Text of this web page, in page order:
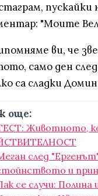
пускайки
"Моите
ви, че
само ден
са сладки
още:
Животното,
след
и
се случи: